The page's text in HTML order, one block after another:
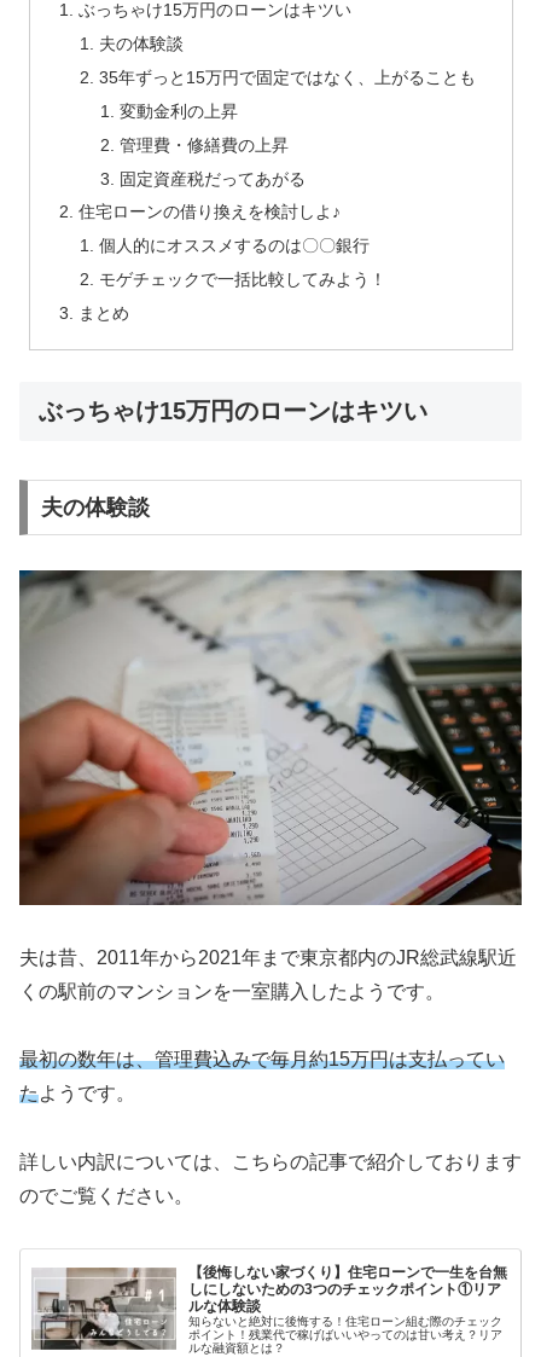
ぶっちゃけ15万円のローンはキツい
夫の体験談
35年ずっと15万円で固定ではなく、上がることも
変動金利の上昇
管理費・修繕費の上昇
固定資産税だってあがる
住宅ローンの借り換えを検討しよ♪
個人的にオススメするのは〇〇銀行
モゲチェックで一括比較してみよう！
まとめ
ぶっちゃけ15万円のローンはキツい
夫の体験談
夫は昔、2011年から2021年まで東京都内のJR総武線駅近
くの駅前のマンションを一室購入したようです。
最初の数年は、管理費込みで毎月約15万円は支払ってい
たようです。
詳しい内訳については、こちらの記事で紹介しております
のでご覧ください。
【後悔しない家づくり】住宅ローンで一生を台無
しにしないための3つのチェックポイント①リア
ルな体験談
知らないと絶対に後悔する！住宅ローン組む際のチェック
ポイント！残業代で稼げばいいやってのは甘い考え？リア
ルな融資額とは？